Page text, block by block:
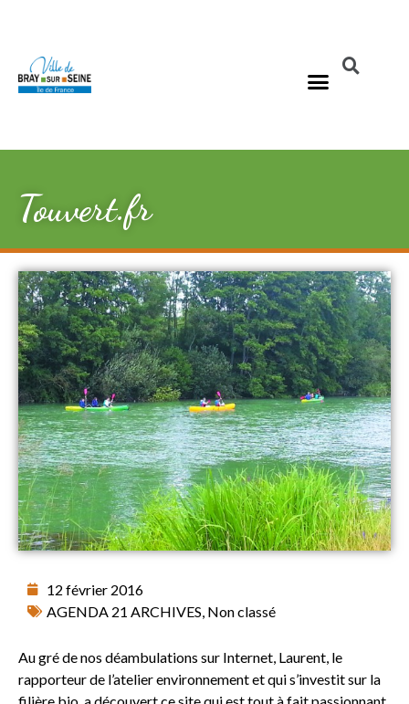
Touvert.fr
12 février 2016
AGENDA 21 ARCHIVES, Non classé
Au gré de nos déambulations sur Internet, Laurent, le
rapporteur de l’atelier environnement et qui s’investit sur la